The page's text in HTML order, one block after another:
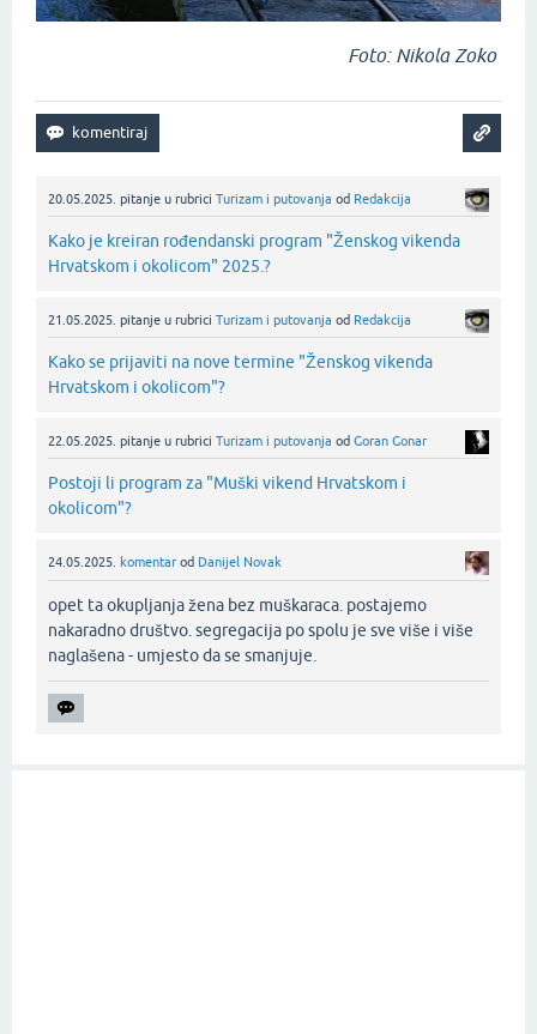
Foto: Nikola Zoko
20.05.2025. pitanje u rubrici Turizam i putovanja od Redakcija
Kako je kreiran rođendanski program "Ženskog vikenda
Hrvatskom i okolicom" 2025.?
21.05.2025. pitanje u rubrici Turizam i putovanja od Redakcija
Kako se prijaviti na nove termine "Ženskog vikenda
Hrvatskom i okolicom"?
22.05.2025. pitanje u rubrici Turizam i putovanja od Goran Gonar
Postoji li program za "Muški vikend Hrvatskom i
okolicom"?
24.05.2025. komentar od Danijel Novak
opet ta okupljanja žena bez muškaraca. postajemo
nakaradno društvo. segregacija po spolu je sve više i više
naglašena - umjesto da se smanjuje.‌